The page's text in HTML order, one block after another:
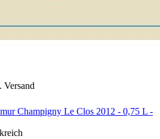
Versand
Champigny Le Clos 2012 - 0,75 L -